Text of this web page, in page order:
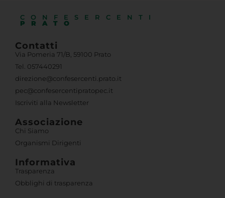
Chi Siamo
Informativa
Area Riservata